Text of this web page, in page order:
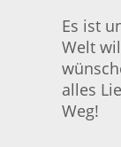
Es ist
Welt
alles
Weg!